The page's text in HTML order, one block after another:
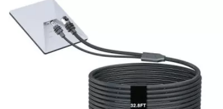
XEROX
DELL
Fournitures de bureau
Rames de papier
CDs & DVDs vierges
ARTICLES & FOURNITURES
SCOLAIRES